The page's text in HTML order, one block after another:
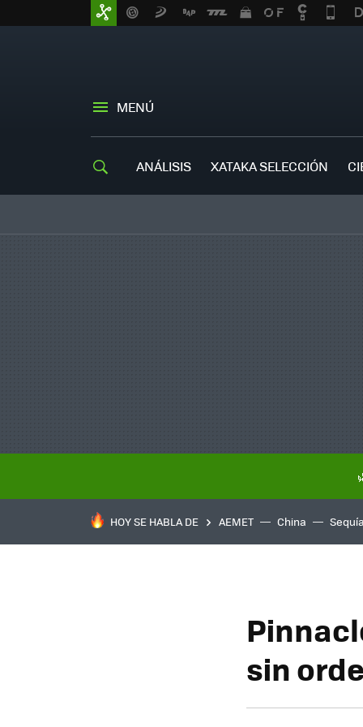
MENÚ
ANÁLISIS XATAKA SELECCIÓN
HOY SE HABLA DE AEMET China Sequía
sin